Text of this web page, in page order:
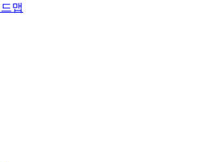
맵